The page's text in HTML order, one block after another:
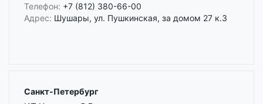
Телефон: +7 (812) 380-66-00
Адрес: Шушары, ул. Пушкинская, за домом 27 к.3
Санкт-Петербург